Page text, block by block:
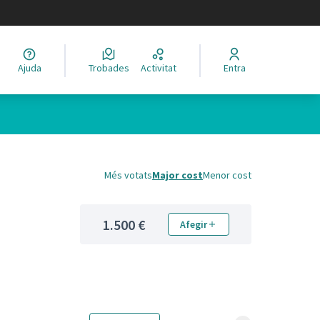
Elegir el idioma
Ajuda Trobades Activitat Entra
Més votatsMajor costMenor cost
1.500 € Afegir